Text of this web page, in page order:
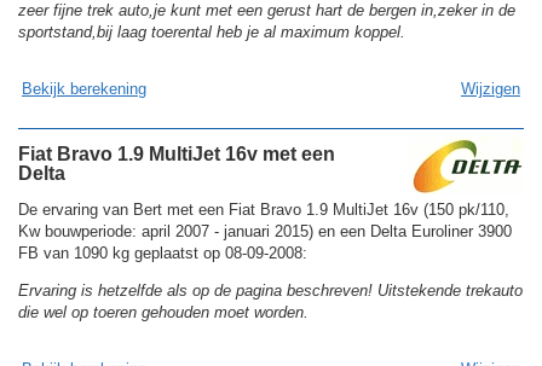
zeer fijne trek auto,je kunt met een gerust hart de bergen in,zeker in de
sportstand,bij laag toerental heb je al maximum koppel.
Bekijk berekening Wijzigen
Fiat Bravo 1.9 MultiJet 16v met een
Delta
De ervaring van Bert met een Fiat Bravo 1.9 MultiJet 16v (150 pk/110,
Kw bouwperiode: april 2007 - januari 2015) en een Delta Euroliner 3900
FB van 1090 kg geplaatst op 08-09-2008:
Ervaring is hetzelfde als op de pagina beschreven! Uitstekende trekauto
die wel op toeren gehouden moet worden.